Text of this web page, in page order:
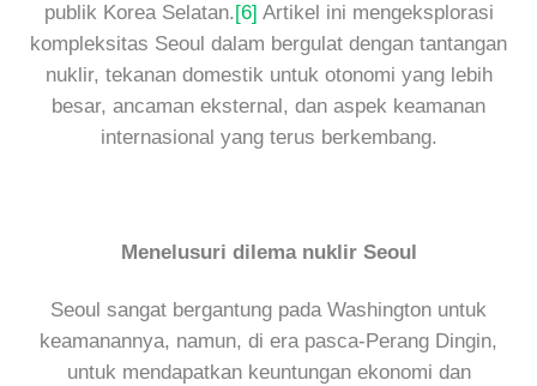
publik Korea Selatan.[6] Artikel ini mengeksplorasi
kompleksitas Seoul dalam bergulat dengan tantangan
nuklir, tekanan domestik untuk otonomi yang lebih
besar, ancaman eksternal, dan aspek keamanan
internasional yang terus berkembang.
Menelusuri dilema nuklir Seoul
Seoul sangat bergantung pada Washington untuk
keamanannya, namun, di era pasca-Perang Dingin,
untuk mendapatkan keuntungan ekonomi dan